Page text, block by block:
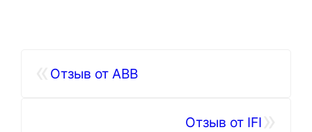
Отзыв от ABB
Отзыв от IFI